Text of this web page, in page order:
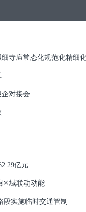
寺庙常态化规范化精细
对接会
亿元
区域联动动能
段实施临时交通管制